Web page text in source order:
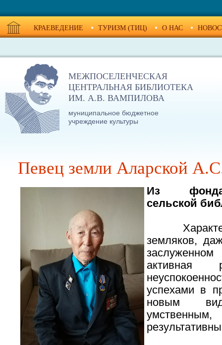
КРАЕВЕДЕНИЕ ТУРИЗМ (ТИЦ) О НАС
МЕЖПОСЕЛЕНЧЕСКАЯ
ЦЕНТРАЛЬНАЯ БИБЛИОТЕКА
ИМ. А.В. ВАМПИЛОВА
муниципальное бюджетное
учреждение культуры
Певец земли Аларской
Из
сельской
земляков,
активная
успехами в
новым